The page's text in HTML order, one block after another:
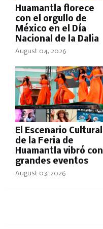
Huamantla florece
con el orgullo de
México en el Día
Nacional de la Dalia
August 04, 2026
El Escenario Cultural
de la Feria de
Huamantla vibró con
grandes eventos
August 03, 2026